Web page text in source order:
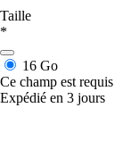
Taille
*
16 Go
Ce champ est requis
Expédié en 3 jours